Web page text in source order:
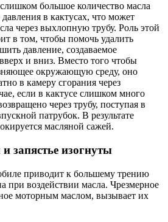
большое количество масла
в кактусах, что может
через выхлопную трубу. Роль этой
в том, чтобы помочь удалить
давление, создаваемое
и вниз. Вместо того чтобы
окружающую среду, оно
в камеру сгорания через
если в кактусе слишком много
через трубу, поступая в
патрубок. В результате
масляной сажей.
запястье изогнуты
приводит к большему трению
при воздействии масла. Чрезмерное
моторным маслом, вызывает их